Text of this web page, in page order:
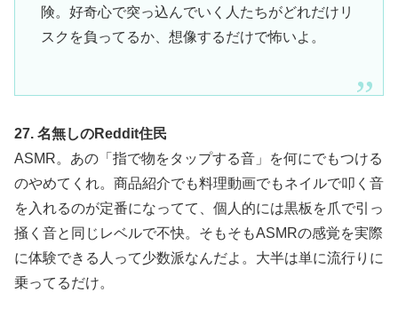
険。好奇心で突っ込んでいく人たちがどれだけリ
スクを負ってるか、想像するだけで怖いよ。
27. 名無しのReddit住民
ASMR。あの「指で物をタップする音」を何にでもつける
のやめてくれ。商品紹介でも料理動画でもネイルで叩く音
を入れるのが定番になってて、個人的には黒板を爪で引っ
掻く音と同じレベルで不快。そもそもASMRの感覚を実際
に体験できる人って少数派なんだよ。大半は単に流行りに
乗ってるだけ。